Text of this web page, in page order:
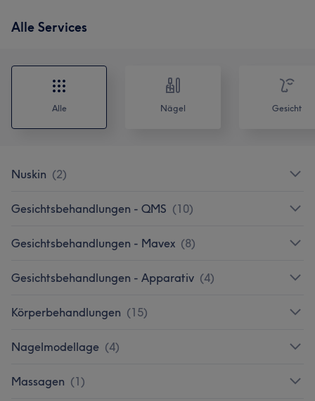
Alle Services
Alle Nägel Gesicht
Nuskin (2)
Gesichtsbehandlungen - QMS (10)
Gesichtsbehandlungen - Mavex (8)
Gesichtsbehandlungen - Apparativ (4)
Körperbehandlungen (15)
Nagelmodellage (4)
Massagen (1)